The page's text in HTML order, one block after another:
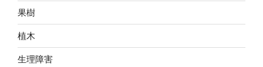
果樹
植木
生理障害